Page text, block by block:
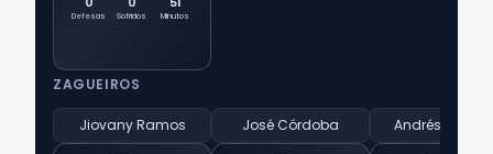
Defesas Sofridos Minutos
ZAGUEIROS
Jiovany Ramos José Córdoba Andrés